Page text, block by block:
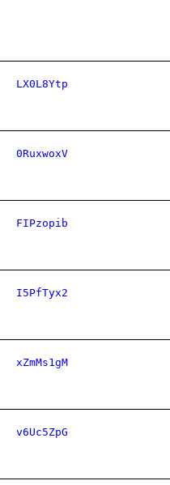
LX0L8Ytp
0RuxwoxV
FIPzopib
I5PfTyx2
xZmMs1gM
v6Uc5ZpG